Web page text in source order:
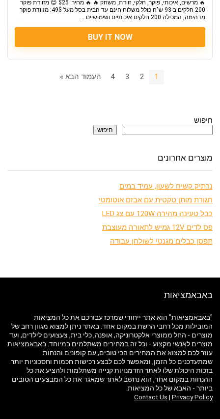
🔥 מרשים, איכותי, פוקר, חלקי, זוודת, משחק 🔥 🔥 מחיר: $25 😊 מזוודת פוקר
200 חלקים ב-93 ש"ח כולל משלוח חינם עד הבית בסל מעל 49$: מזוודת פוקר
מדהימה, המכילה 200 חלקים איכותיים ושימושיים ...
BUY IT NOW
1
2
3
4 העמוד הבא »
חיפוש
חיפוש
מוצרים אחרונים
נרתיק קשיח לשעון, עמיד במים
חגורת מותן טקטית עם אבזם אוטומטי
כבל טעינה מהירה 120W עם צג LED
פס לדים 12V גמיש לתאורה מעוצבת
תפסן כבלים מגנטי לשולחן עבודה
באבאמציאות
"באבאמציאות" הוא אתר ייחודי שמרכז עבורכם את כל המציאות
המובילות מכל רחבי הרשת במקום אחד. באתר ניתן למצוא מגוון רחב של
מוצרים - החל ממוצרי אלקטרוניקה, אופנה, כלי בית, צעצועים לילדים, ועד
מוצרים לאנשי מקצוע - וכל זה במחירים משתלמים במיוחד. באבאמציאות
עוזר לכם למצוא את המחירים הכי טובים, עם קופונים והנחות
שמתעדכנים כל הזמן, ומאפשר לכם לבצע רכישות חכמות וחסכוניות יותר.
בזכות היכולת שלו לאתר הזדמנויות קנייה משתלמות ולהציע את כל
ההנחות במקום אחד, הוא נחשב לאתר שמאגד את כל המבצעים הטובים
ביותר - האבא של כל המציאות.
Contact Us | Privacy Policy